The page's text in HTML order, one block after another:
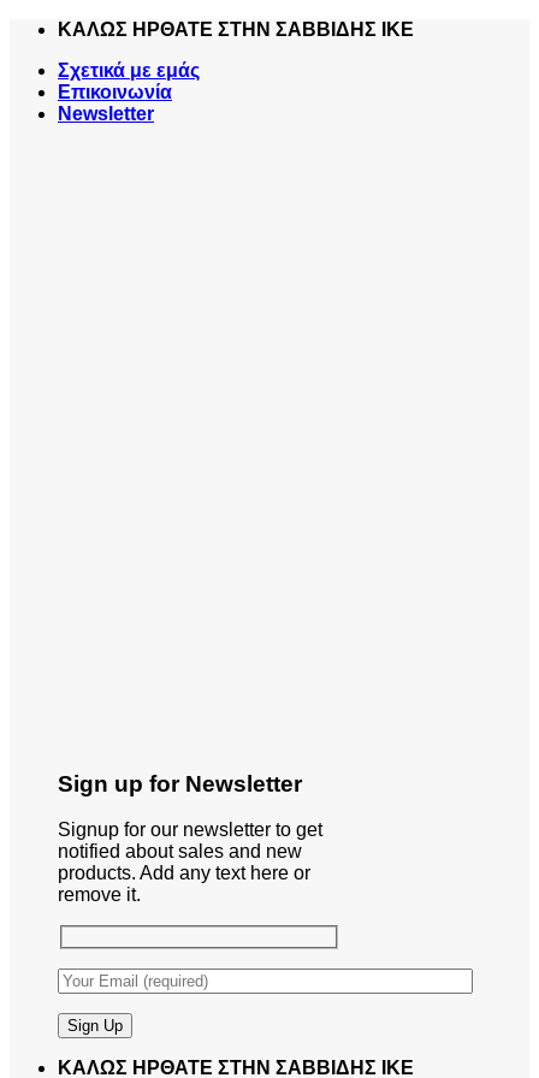
Skip
content
ΚΑΛΩΣ ΗΡΘΑΤΕ ΣΤΗΝ ΣΑΒΒΙΔΗΣ ΙΚΕ
Σχετικά με εμάς
Επικοινωνία
Newsletter
Sign up for Newsletter
Signup for our newsletter to get
notified about sales and new
products. Add any text here or
remove it.
ΚΑΛΩΣ ΗΡΘΑΤΕ ΣΤΗΝ ΣΑΒΒΙΔΗΣ ΙΚΕ